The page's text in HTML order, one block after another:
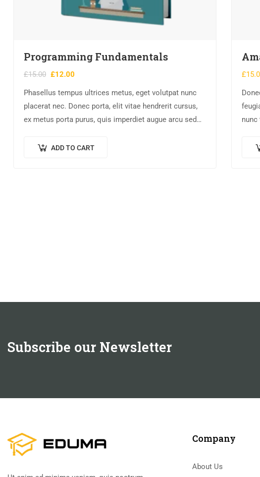
Programming Fundamentals
£15.00 £12.00
Phasellus tempus ultrices metus, eget volutpat nunc
placerat nec. Donec porta, elit vitae hendrerit cursus,
ex metus porta purus, quis imperdiet augue arcu sed
ADD TO CART
£
nunc
Subscribe our Newsletter
Company
About Us